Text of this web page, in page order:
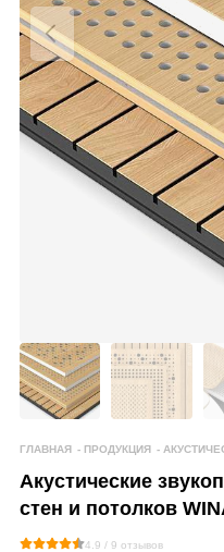
ГЛАВНАЯ - ПРОДУКЦИЯ -
Акустические
стен и потолков
4.9 / 9 отзывов